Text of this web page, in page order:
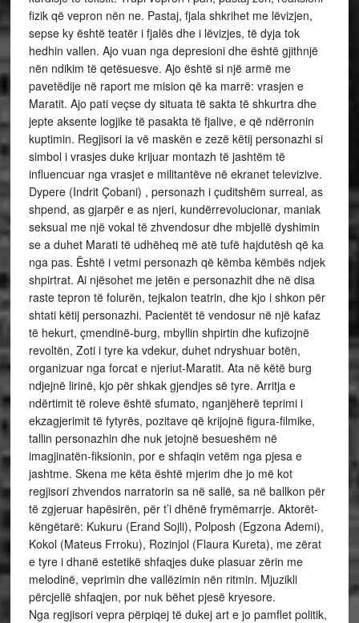
fizik që vepron nën ne. Pastaj, fjala shkrihet me lëvizjen,
sepse ky është teatër i fjalës dhe i lëvizjes, të dyja tok
hedhin vallen. Ajo vuan nga depresioni dhe është gjithnjë
nën ndikim të qetësuesve. Ajo është si një armë me
pavetëdije në raport me mision që ka marrë: vrasjen e
Maratit. Ajo pati veçse dy situata të sakta të shkurtra dhe
jepte aksente logjike të pasakta të fjalive, e që ndërronin
kuptimin. Regjisori ia vë maskën e zezë këtij personazhi si
simbol i vrasjes duke krijuar montazh të jashtëm të
influencuar nga vrasjet e militantëve në ekranet televizive.
Dypere (Indrit Çobani) , personazh i çuditshëm surreal, as
shpend, as gjarpër e as njeri, kundërrevolucionar, maniak
seksual me një vokal të zhvendosur dhe mbjellë dyshimin
se a duhet Marati të udhëheq më atë tufë hajdutësh që ka
nga pas. Është i vetmi personazh që këmba këmbës ndjek
shpirtrat. Ai njësohet me jetën e personazhit dhe në disa
raste tepron të folurën, tejkalon teatrin, dhe kjo i shkon për
shtati këtij personazhi. Pacientët të vendosur në një kafaz
të hekurt, çmendinë-burg, mbyllin shpirtin dhe kufizojnë
revoltën, Zoti i tyre ka vdekur, duhet ndryshuar botën,
organizuar nga forcat e njeriut-Maratit. Ata në këtë burg
ndjejnë lirinë, kjo për shkak gjendjes së tyre. Arritja e
ndërtimit të roleve është sfumato, nganjëherë teprimi i
ekzagjerimit të fytyrës, pozitave që krijojnë figura-filmike,
tallin personazhin dhe nuk jetojnë besueshëm në
imagjinatën-fiksionin, por e shfaqin vetëm nga pjesa e
jashtme. Skena me këta është mjerim dhe jo më kot
regjisori zhvendos narratorin sa në sallë, sa në ballkon për
të zgjeruar hapësirën, për t’i dhënë frymëmarrje. Aktorët-
këngëtarë: Kukuru (Erand Sojli), Polposh (Egzona Ademi),
Kokol (Mateus Frroku), Rozinjol (Flaura Kureta), me zërat
e tyre i dhanë estetikë shfaqjes duke plasuar zërin me
melodinë, veprimin dhe vallëzimin nën ritmin. Mjuzikli
përcjellë shfaqjen, por nuk bëhet pjesë kryesore.
Nga regjisori vepra përpiqej të dukej art e jo pamflet politik,